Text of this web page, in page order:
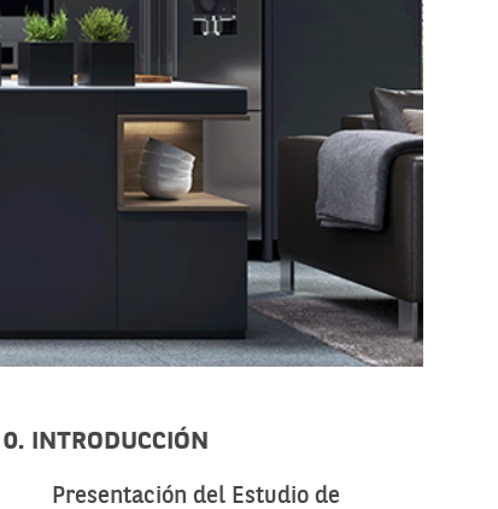
0. INTRODUCCIÓN
Presentación del Estudio de